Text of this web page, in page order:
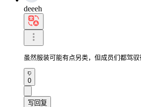
deeeh
虽然服装可能有点另类，但成员们都驾
0
写回复